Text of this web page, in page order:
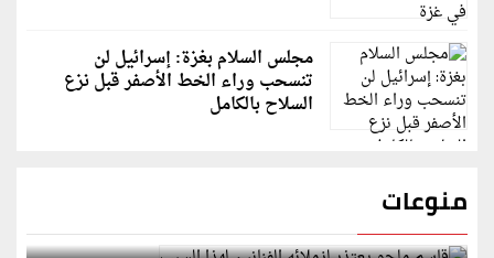
مجلس السلام بغزة: إسرائيل لن
تنسحب وراء الخط الأصفر قبل نزع
السلاح بالكامل
منوعات
قاسم ملحو يعتذر لزملائه الفنانين لهذا السبب